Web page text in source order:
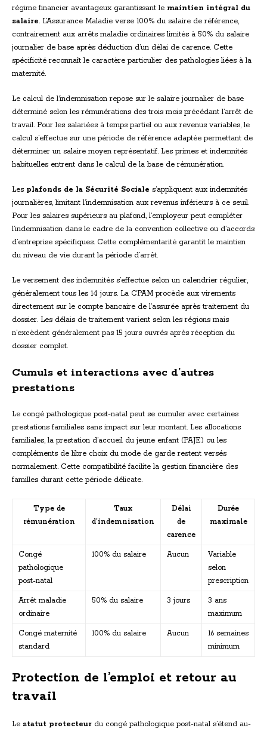
régime financier avantageux garantissant le maintien intégral du
salaire. L’Assurance Maladie verse 100% du salaire de référence,
contrairement aux arrêts maladie ordinaires limités à 50% du salaire
journalier de base après déduction d’un délai de carence. Cette
spécificité reconnaît le caractère particulier des pathologies liées à la
maternité.
Le calcul de l’indemnisation repose sur le salaire journalier de base
déterminé selon les rémunérations des trois mois précédant l’arrêt de
travail. Pour les salariées à temps partiel ou aux revenus variables, le
calcul s’effectue sur une période de référence adaptée permettant de
déterminer un salaire moyen représentatif. Les primes et indemnités
habituelles entrent dans le calcul de la base de rémunération.
Les plafonds de la Sécurité Sociale s’appliquent aux indemnités
journalières, limitant l’indemnisation aux revenus inférieurs à ce seuil.
Pour les salaires supérieurs au plafond, l’employeur peut compléter
l’indemnisation dans le cadre de la convention collective ou d’accords
d’entreprise spécifiques. Cette complémentarité garantit le maintien
du niveau de vie durant la période d’arrêt.
Le versement des indemnités s’effectue selon un calendrier régulier,
généralement tous les 14 jours. La CPAM procède aux virements
directement sur le compte bancaire de l’assurée après traitement du
dossier. Les délais de traitement varient selon les régions mais
n’excèdent généralement pas 15 jours ouvrés après réception du
dossier complet.
Cumuls et interactions avec d’autres
prestations
Le congé pathologique post-natal peut se cumuler avec certaines
prestations familiales sans impact sur leur montant. Les allocations
familiales, la prestation d’accueil du jeune enfant (PAJE) ou les
compléments de libre choix du mode de garde restent versés
normalement. Cette compatibilité facilite la gestion financière des
familles durant cette période délicate.
Type de
rémunération
Taux
d’indemnisation
Délai
de
carence
Durée
maximale
Congé
pathologique
post-natal
100% du salaire Aucun
Variable
selon
prescription
Arrêt maladie
ordinaire
50% du salaire 3 jours
3 ans
maximum
Congé maternité
standard
100% du salaire Aucun
16 semaines
minimum
Protection de l’emploi et retour au
travail
Le statut protecteur du congé pathologique post-natal s’étend au-